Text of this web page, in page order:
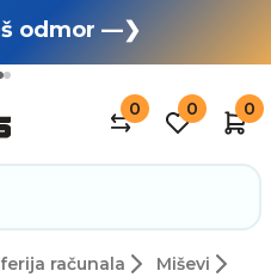
odmor —❯
RASPRODAJA —❯
0 0 0
računala Miševi